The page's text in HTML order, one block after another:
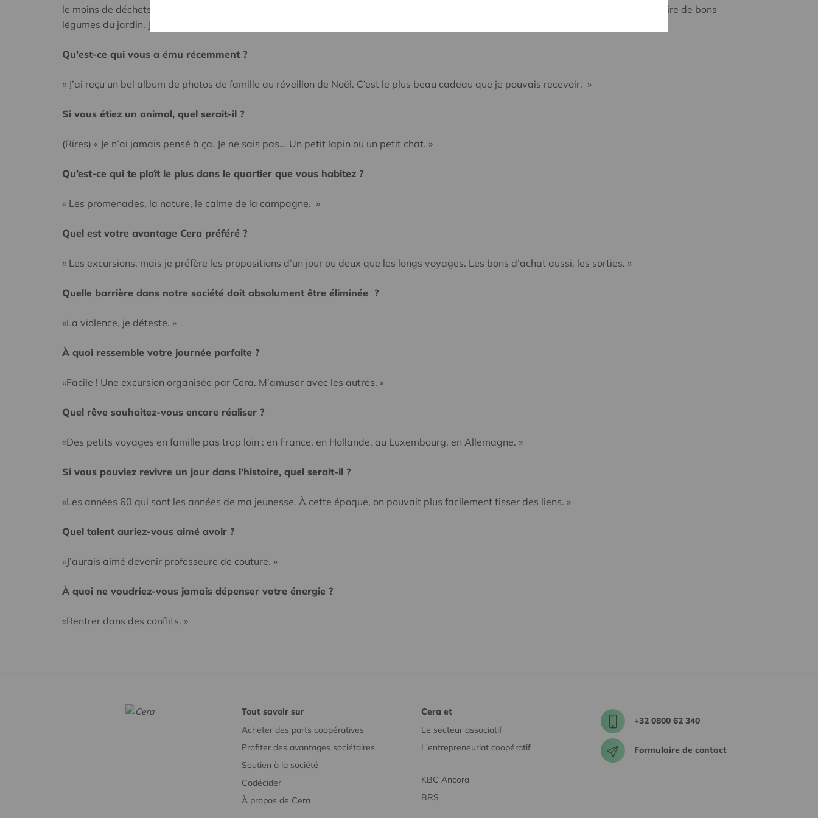
le moins de déchets Je m’occupe des enfants et leur partage de belles valeurs. Je trie mes déchets. Je m’occupe du potager pour produire de bons
légumes du jardin. Je rends service comme je peux. Par exemple, j’aide ma voisine qui est veuve. »
Qu'est-ce qui vous a ému récemment ?
« J’ai reçu un bel album de photos de famille au réveillon de Noël. C’est le plus beau cadeau que je pouvais recevoir. »
Si vous étiez un animal, quel serait-il ?
(Rires) « Je n’ai jamais pensé à ça. Je ne sais pas... Un petit lapin ou un petit chat. »
Qu’est-ce qui te plaît le plus dans le quartier que vous habitez ?
« Les promenades, la nature, le calme de la campagne. »
Quel est votre avantage Cera préféré ?
« Les excursions, mais je préfère les propositions d’un jour ou deux que les longs voyages. Les bons d’achat aussi, les sorties. »
Quelle barrière dans notre société doit absolument être éliminée ?
«La violence, je déteste. »
À quoi ressemble votre journée parfaite ?
«Facile ! Une excursion organisée par Cera. M’amuser avec les autres. »
Quel rêve souhaitez-vous encore réaliser ?
«Des petits voyages en famille pas trop loin : en France, en Hollande, au Luxembourg, en Allemagne. »
Si vous pouviez revivre un jour dans l'histoire, quel serait-il ?
«Les années 60 qui sont les années de ma jeunesse. À cette époque, on pouvait plus facilement tisser des liens. »
Quel talent auriez-vous aimé avoir ?
«J’aurais aimé devenir professeure de couture. »
À quoi ne voudriez-vous jamais dépenser votre énergie ?
«Rentrer dans des conflits. »
Tout savoir sur
Acheter des parts coopératives
Profiter des avantages sociétaires
Soutien à la société
Codécider
À propos de Cera
Cera et
Le secteur associatif
L'entrepreneuriat coopératif
KBC Ancora
BRS
+32 0800 62 340
Formulaire de contact